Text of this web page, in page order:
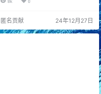
注册用户（无需VIP），有账号即可
请赞助普通用户（非VIP），后享本
站免费板块资源！ 本站坚持长期更
匿名贡献 24年12月27日